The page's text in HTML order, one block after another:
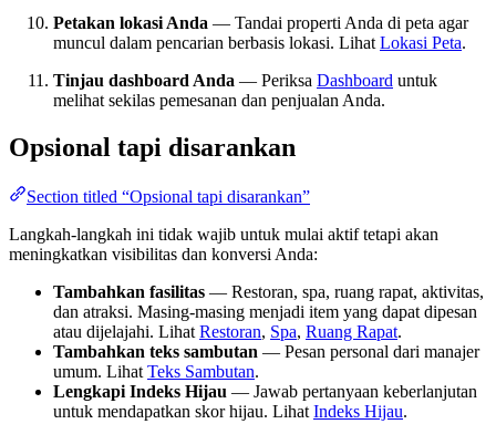
Petakan lokasi Anda — Tandai properti Anda di peta agar
muncul dalam pencarian berbasis lokasi. Lihat Lokasi Peta.
Tinjau dashboard Anda — Periksa Dashboard untuk
melihat sekilas pemesanan dan penjualan Anda.
Opsional tapi disarankan
Section titled “Opsional tapi disarankan”
Langkah-langkah ini tidak wajib untuk mulai aktif tetapi akan
meningkatkan visibilitas dan konversi Anda:
Tambahkan fasilitas — Restoran, spa, ruang rapat, aktivitas,
dan atraksi. Masing-masing menjadi item yang dapat dipesan
atau dijelajahi. Lihat Restoran, Spa, Ruang Rapat.
Tambahkan teks sambutan — Pesan personal dari manajer
umum. Lihat Teks Sambutan.
Lengkapi Indeks Hijau — Jawab pertanyaan keberlanjutan
untuk mendapatkan skor hijau. Lihat Indeks Hijau.